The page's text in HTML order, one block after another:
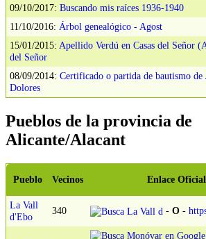
09/10/2017: Buscando mis raíces 1936-1940
11/10/2016: Árbol genealógico - Agost
15/01/2015: Apellido Verdú en Casas del Señor
del Señor
08/09/2014: Certificado o partida de bautismo de
Dolores
Pueblos de la provincia de
Alicante/Alacant
Pueblo Vecinos Enlace
La Vall
d'Ebo
340 - O -